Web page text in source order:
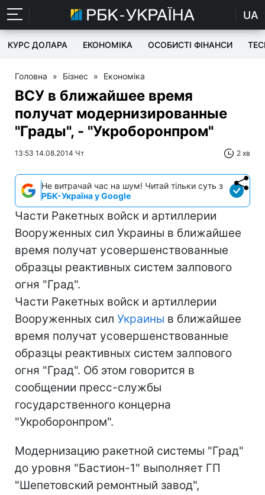
UA
КУРС ДОЛАРА ЕКОНОМІКА ОСОБИСТІ ФІНАНСИ
Головна » Бізнес » Економіка
ВСУ в ближайшее время
получат модернизированные
"Грады", - "Укроборонпром"
13:53 14.08.2014 Чт 2 хв
Не витрачай час на шум! Читай тільки суть з
РБК-Україна у Google
Части Ракетных войск и артиллерии
Вооруженных сил Украины в ближайшее
время получат усовершенствованные
образцы реактивных систем залпового
огня "Град".
Части Ракетных войск и артиллерии
Вооруженных сил Украины в ближайшее
время получат усовершенствованные
образцы реактивных систем залпового
огня "Град". Об этом говорится в
сообщении пресс-службы
государственного концерна
"Укроборонпром".
Модернизацию ракетной системы "Град"
до уровня "Бастион-1" выполняет ГП
"Шепетовский ремонтный завод",